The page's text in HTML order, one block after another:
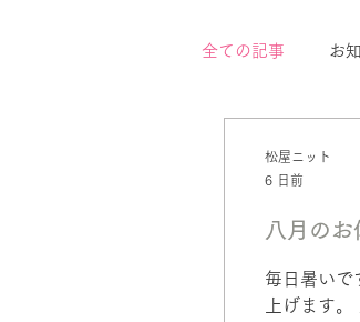
全ての記事 お
八月の
毎日暑いで
上げます
松屋ニット
6 日前